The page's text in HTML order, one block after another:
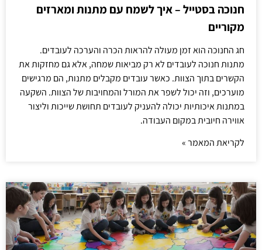
חנוכה בסטייל – איך לשמח עם מתנות ומארזים
מקוריים
חג החנוכה הוא זמן מעולה להראות הכרה והערכה לעובדים.
מתנות חנוכה לעובדים לא רק מביאות שמחה, אלא גם מחזקות את
הקשרים בתוך הצוות. כאשר עובדים מקבלים מתנות, הם מרגישים
מוערכים, וזה יכול לשפר את המורל והמחויבות של הצוות. השקעה
במתנות איכותיות יכולה להעניק לעובדים תחושת שייכות וליצור
אווירה חיובית במקום העבודה.
לקריאת המאמר »